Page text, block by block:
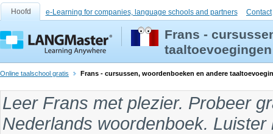
Hoofd e-Learning for companies, language schools and partners Contact
Frans -
taaltoevoegingen
Online taalschool gratis Frans - cursussen, woordenboeken en andere
Leer Frans met plezier. Probeer
Nederlands woordenboek.